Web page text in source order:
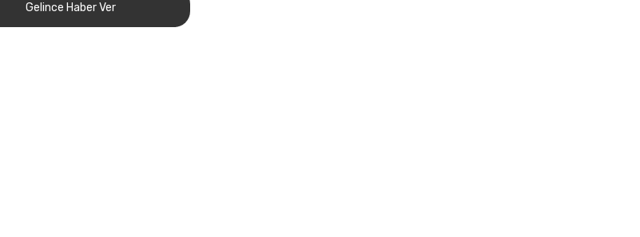
Gelince Haber Ver